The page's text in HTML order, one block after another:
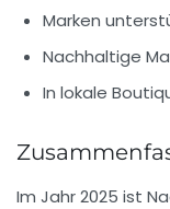
Marken
Nachhaltige
In lokale
Im Jahr 2025 ist